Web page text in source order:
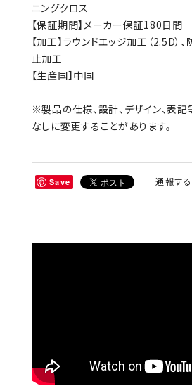
ニングクロス
【保証期間】メーカー保証180日間
【加工】ラウンドエッジ加工（2.5D）
止加工
【生産国】中国
※製品の仕様、設計、デザイン、表
なしに変更することがあります。
Save 通報する